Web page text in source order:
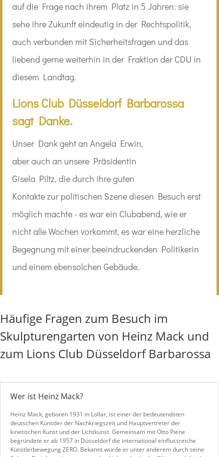
auf die Frage nach ihrem Platz in 5 Jahren: sie
sehe ihre Zukunft eindeutig in der Rechtspolitik,
auch verbunden mit Sicherheitsfragen und das
liebend gerne weiterhin in der Fraktion der CDU in
diesem Landtag.
Lions Club Düsseldorf Barbarossa
sagt Danke.
Unser Dank geht an Angela Erwin,
aber auch an unsere Präsidentin
Gisela Piltz, die durch ihre guten
Kontakte zur politischen Szene diesen Besuch erst
möglich machte - es war ein Clubabend, wie er
nicht alle Wochen vorkommt, es war eine herzliche
Begegnung mit einer beeindruckenden Politikerin
und einem ebensolchen Gebäude.
Häufige Fragen zum Besuch im
Skulpturengarten von Heinz Mack und
zum Lions Club Düsseldorf Barbarossa
Wer ist Heinz Mack?
Heinz Mack, geboren 1931 in Lollar, ist einer der bedeutendsten
deutschen Künstler der Nachkriegszeit und Hauptvertreter der
kinetischen Kunst und der Lichtkunst. Gemeinsam mit Otto Piene
begründete er ab 1957 in Düsseldorf die international einflussreiche
Künstlerbewegung ZERO. Bekannt wurde er unter anderem durch seine